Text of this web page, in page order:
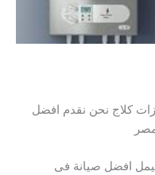
كلاج نحن نقدم افضل
افضل صيانة فى